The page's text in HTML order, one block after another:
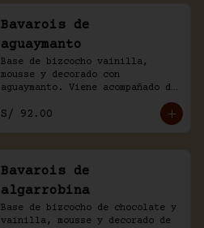
Bavarois de
aguaymanto
Base de bizcocho vainilla,
mousse y decorado con
aguaymanto. Viene acompañado de
S/ 92.00
Bavarois de
algarrobina
Base de bizcocho de chocolate y
vainilla, mousse y decorado de